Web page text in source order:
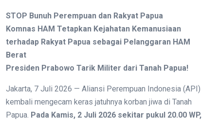
STOP Bunuh Perempuan dan Rakyat Papua
Komnas HAM Tetapkan Kejahatan Kemanusiaan
terhadap Rakyat Papua sebagai Pelanggaran HAM
Berat
Presiden Prabowo Tarik Militer dari Tanah Papua!
Jakarta, 7 Juli 2026 — Aliansi Perempuan Indonesia (API)
kembali mengecam keras jatuhnya korban jiwa di Tanah
Papua. Pada Kamis, 2 Juli 2026 sekitar pukul 20.00 WP,